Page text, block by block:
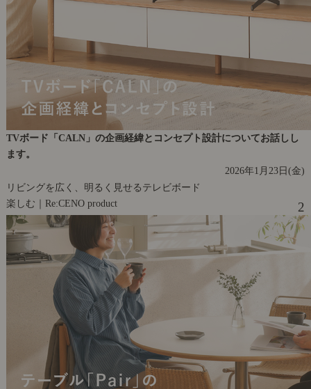
TVボード「CALN」の企画経緯とコンセプト設計についてお話しし
ます。
2026年1月23日(金)
リビングを広く、明るく見せるテレビボード
楽しむ｜Re:CENO product
2